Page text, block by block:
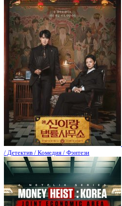
/ Детектив / Комедия / Фэнтези